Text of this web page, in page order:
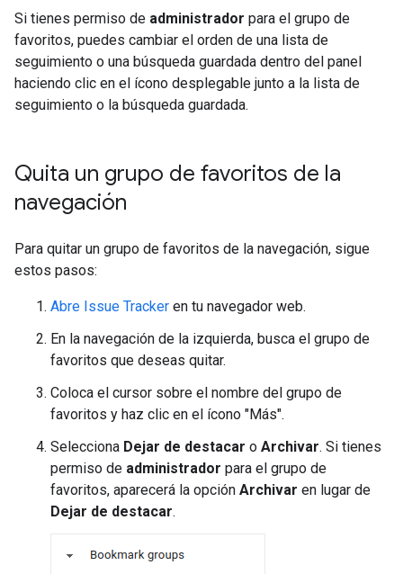
Si tienes permiso de administrador para el grupo de
favoritos, puedes cambiar el orden de una lista de
seguimiento o una búsqueda guardada dentro del panel
haciendo clic en el ícono desplegable junto a la lista de
seguimiento o la búsqueda guardada.
Quita un grupo de favoritos de la
navegación
Para quitar un grupo de favoritos de la navegación, sigue
estos pasos:
Abre Issue Tracker en tu navegador web.
En la navegación de la izquierda, busca el grupo de
favoritos que deseas quitar.
Coloca el cursor sobre el nombre del grupo de
favoritos y haz clic en el ícono "Más".
Selecciona Dejar de destacar o Archivar. Si tienes
permiso de administrador para el grupo de
favoritos, aparecerá la opción Archivar en lugar de
Dejar de destacar.